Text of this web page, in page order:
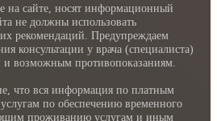
на сайте, носят информационный
не должны использовать
рекомендаций. Предупреждаем
консультации у врача (специалиста)
возможным противопоказаниям.
что вся информация по платным
по обеспечению временного
проживанию услугам и иным